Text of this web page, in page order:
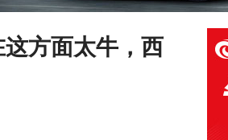
方面太牛，西